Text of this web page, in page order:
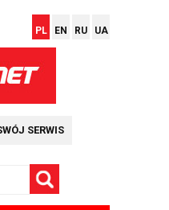
PL EN RU UA
SERWIS